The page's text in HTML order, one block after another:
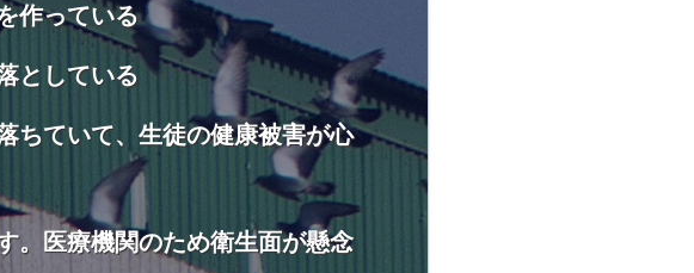
作っている
としている
ちていて、生徒の健康被害が心
。医療機関のため衛生面が懸念